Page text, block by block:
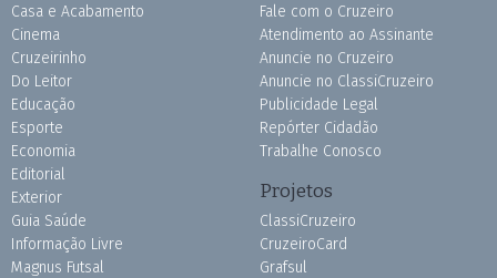
Casa e Acabamento
Cinema
Cruzeirinho
Do Leitor
Educação
Esporte
Economia
Editorial
Exterior
Guia Saúde
Informação Livre
Magnus Futsal
Fale com o Cruzeiro
Atendimento ao Assinante
Anuncie no Cruzeiro
Anuncie no ClassiCruzeiro
Publicidade Legal
Repórter Cidadão
Trabalhe Conosco
Projetos
ClassiCruzeiro
CruzeiroCard
Grafsul